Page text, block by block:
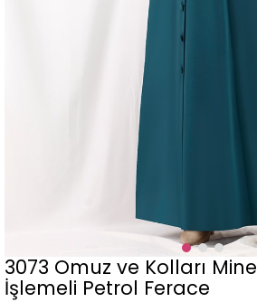
3073 Omuz ve Kolları Mine
İşlemeli Petrol Ferace